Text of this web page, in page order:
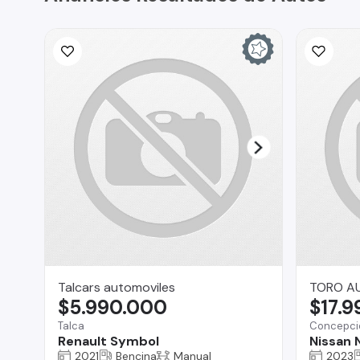
Talcars automoviles
Talca
Renault Symbol
$5.990.000
2021 Bencina Manual
TORO
Nissan
2023